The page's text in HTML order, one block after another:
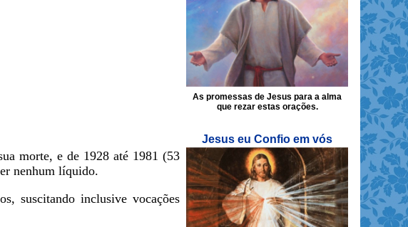
morte, e de 1928 até 1981 (53
nenhum líquido.
suscitando inclusive vocações
As promessas de Jesus para a alma
que rezar estas orações.
Jesus eu Confio em vós